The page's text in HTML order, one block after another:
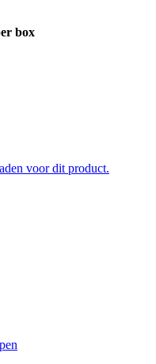
box
voor dit product.